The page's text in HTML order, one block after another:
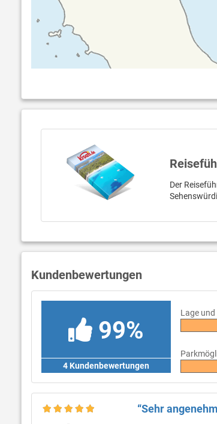
Der
Kundenbewertungen
99%
4 Kundenbewertungen
Lage
“Sehr